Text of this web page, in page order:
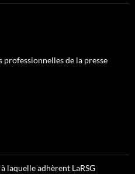
professionnelles de la presse
laquelle adhèrent LaRSG